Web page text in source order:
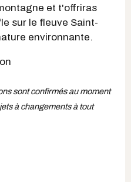
et t'offriras
sur le fleuve Saint-
environnante.
sont confirmés au moment
à changements à tout